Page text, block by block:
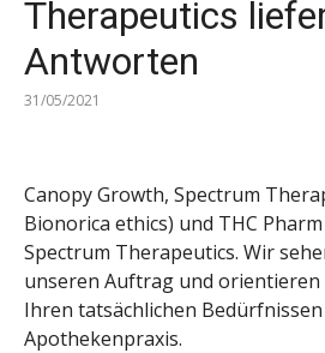
Therapeutics
Antworten
31/05/2021
Canopy Growth, Spectrum
Bionorica ethics) und THC
Spectrum Therapeutics. Wir
unseren Auftrag und
Ihren tatsächlichen
Apothekenpraxis.